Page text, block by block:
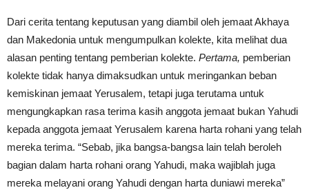
Dari cerita tentang keputusan yang diambil oleh jemaat Akhaya
dan Makedonia untuk mengumpulkan kolekte, kita melihat dua
alasan penting tentang pemberian kolekte. Pertama, pemberian
kolekte tidak hanya dimaksudkan untuk meringankan beban
kemiskinan jemaat Yerusalem, tetapi juga terutama untuk
mengungkapkan rasa terima kasih anggota jemaat bukan Yahudi
kepada anggota jemaat Yerusalem karena harta rohani yang telah
mereka terima. “Sebab, jika bangsa-bangsa lain telah beroleh
bagian dalam harta rohani orang Yahudi, maka wajiblah juga
mereka melayani orang Yahudi dengan harta duniawi mereka”